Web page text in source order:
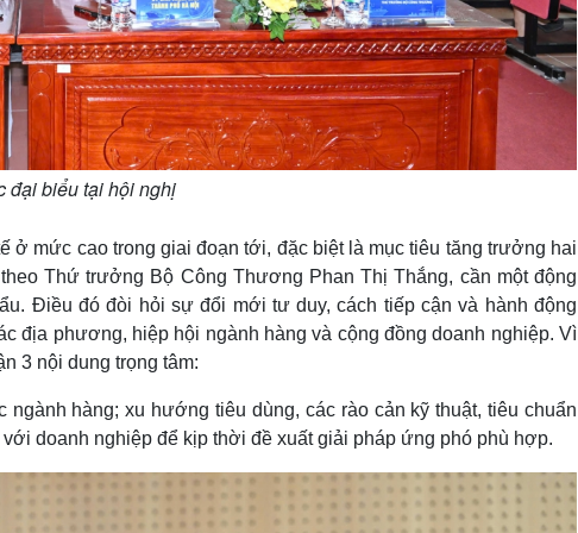
đại biểu tại hội nghị
ở mức cao trong giai đoạn tới, đặc biệt là mục tiêu tăng trưởng hai
Thứ trưởng Bộ Công Thương Phan Thị Thắng, cần một động
Điều đó đòi hỏi sự đổi mới tư duy, cách tiếp cận và hành động
địa phương, hiệp hội ngành hàng và cộng đồng doanh nghiệp. Vì
3 nội dung trọng tâm:
hàng; xu hướng tiêu dùng, các rào cản kỹ thuật, tiêu chuẩn
doanh nghiệp để kịp thời đề xuất giải pháp ứng phó phù hợp.